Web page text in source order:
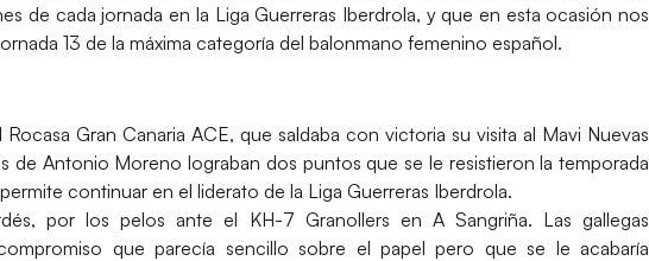
de cada jornada en la Liga Guerreras Iberdrola, y que en esta ocasión nos
13 de la máxima categoría del balonmano femenino español.
Gran Canaria ACE, que saldaba con victoria su visita al Mavi Nuevas
de Antonio Moreno lograban dos puntos que se le resistieron la temporada
continuar en el liderato de la Liga Guerreras Iberdrola.
por los pelos ante el KH-7 Granollers en A Sangriña. Las gallegas
que parecía sencillo sobre el papel pero que se le acabaría